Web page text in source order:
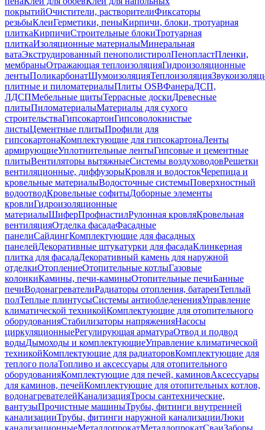
покрытийОчистители, растворителиФиксаторы
резьбыКлеиГерметики, пеныКирпичи, блоки, тротуарная
плиткаКирпичиСтроительные блокиТротуарная
плиткаИзоляционные материалыМинеральная
ватаЭкструдированный пенополистиролПенопластПленки,
мембраныОтражающая теплоизоляцияГидроизоляционные
лентыПоликарбонатШумоизоляцияТеплоизоляция
плитные и пиломатериалыПлиты OSBФанераДСП,
ЛДСПМебельные щитыТеррасные доскиДревесные
плитыПиломатериалыМатериалы для сухого
строительстваГипсокартонГипсоволокнистые
листыЦементные плитыПрофили для
гипсокартонаКомплектующие для гипсокартонаЛенты
армирующиеУплотнительные лентыГипсовые и цементные
плитыВентиляторы вытяжныеСистемы воздуховодовРешетки
вентиляционные, диффузорыКровля и водостокЧерепица и
кровельные материалыВодосточные системыПоверхностный
водоотводКровельные софитыДоборные элементы
кровлиГидроизоляционные
материалыШиферПрофнастилРулонная кровляКровельная
вентиляцияОтделка фасадаФасадные
панелиСайдингКомплектующие для фасадных
панелейДекоративные штукатурки для фасадаКлинкерная
плитка для фасадаДекоративный камень для наружной
отделкиОтоплениеОтопительные котлыГазовые
колонкиКамины, печи-каминыОтопительные печиБанные
печиВодонагревателиРадиаторы отопления, батареиТеплый
полТеплые плинтусыСистемы антиобледененияУправление
климатической техникойКомплектующие для отопительного
оборудованияСтабилизаторы напряженияНасосы
циркуляционныеРегулирующая арматураОтвод и подвод
водыДымоходы и комплектующиеУправление климатической
техникойКомплектующие для радиаторовКомплектующие для
теплого полаТопливо и аксессуары для отопительного
оборудованияКомплектующие для печей, каминовАксессуары
для каминов, печейКомплектующие для отопительных котлов,
водонагревателейКанализацияТросы сантехнические,
вантузыПрочистные машиныТрубы, фитинги внутренней
канализацииТрубы, фитинги наружной канализацииЛюки
канализационныеМеталлопрокатМеталлопрокатСваиЗаборы,